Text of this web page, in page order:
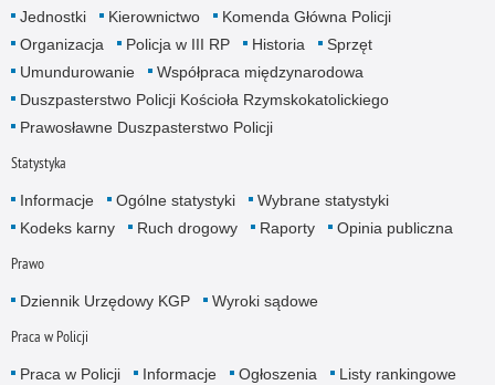
Jednostki Kierownictwo
Komenda Główna Policji
Organizacja
Policja w III RP Historia
Sprzęt
Umundurowanie
Współpraca międzynarodowa
Duszpasterstwo Policji Kościoła Rzymskokatolickiego
Prawosławne Duszpasterstwo Policji
Statystyka
Informacje Ogólne statystyki
Wybrane statystyki
Kodeks karny
Ruch drogowy Raporty Opinia publiczna
Prawo
Dziennik Urzędowy KGP Wyroki sądowe
Praca w Policji
Praca w Policji Informacje Ogłoszenia
Listy rankingowe